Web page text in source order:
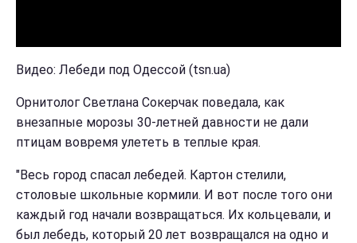
Видео: Лебеди под Одессой (tsn.ua)
Орнитолог Светлана Сокерчак поведала, как
внезапные морозы 30-летней давности не дали
птицам вовремя улететь в теплые края.
"Весь город спасал лебедей. Картон стелили,
столовые школьные кормили. И вот после того они
каждый год начали возвращаться. Их кольцевали, и
был лебедь, который 20 лет возвращался на одно и